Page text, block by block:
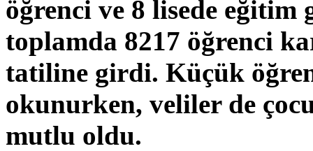
öğrenci ve 8 lisede eğitim
toplamda 8217 öğrenci
tatiline girdi. Küçük
okunurken, veliler de
mutlu oldu.